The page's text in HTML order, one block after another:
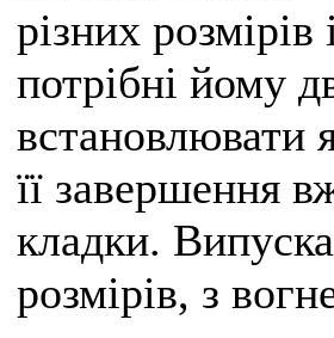
різних
потрібні йому
встановлювати
її завершення
кладки.
розмірів, з